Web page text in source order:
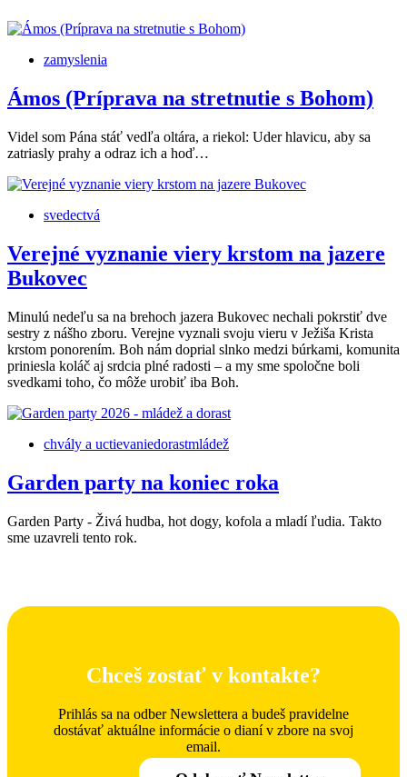
zamyslenia
Ámos (Príprava na stretnutie s Bohom)
Videl som Pána stáť vedľa oltára, a riekol: Uder hlavicu, aby sa
zatriasly prahy a odraz ich a hoď…
svedectvá
Verejné vyznanie viery krstom na jazere
Bukovec
Minulú nedeľu sa na brehoch jazera Bukovec nechali pokrstiť dve
sestry z nášho zboru. Verejne vyznali svoju vieru v Ježiša Krista
krstom ponorením. Boh nám doprial slnko medzi búrkami, komunita
priniesla koláč aj srdcia plné radosti – a my sme spoločne boli
svedkami toho, čo môže urobiť iba Boh.
chvály a uctievaniedorastmládež
Garden party na koniec roka
Garden Party - Živá hudba, hot dogy, kofola a mladí ľudia. Takto
sme uzavreli tento rok.
Chceš zostať v kontakte?
Prihlás sa na odber Newslettera a budeš pravidelne
dostávať aktuálne informácie o dianí v zbore na svoj
email.